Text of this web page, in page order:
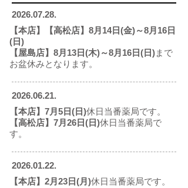
2026.07.28.
【本店】
【高松店】 8月14日(金)～8月16日
(日)
【屋島店】8月13日(木)～8月16日(日)まで
お盆休みとなります。
2026.06.21.
【本店】7月5日(日)休日当番薬局です。
【高松店】7月26日(日)休日当番薬局で
す。
2026.01.22.
【本店】2月23日(月)休日当番薬局です。